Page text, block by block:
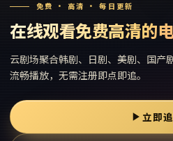
免费 · 高清 · 每日更新
在线观看免费高清的
云剧场聚合韩剧、日剧、美剧、国产
流畅播放，无需注册即点即追。
立即